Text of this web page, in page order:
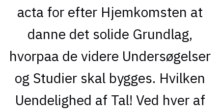
acta for efter Hjemkomsten at
danne det solide Grundlag,
hvorpaa de videre Undersøgelser
og Studier skal bygges. Hvilken
Uendelighed af Tal! Ved hver af